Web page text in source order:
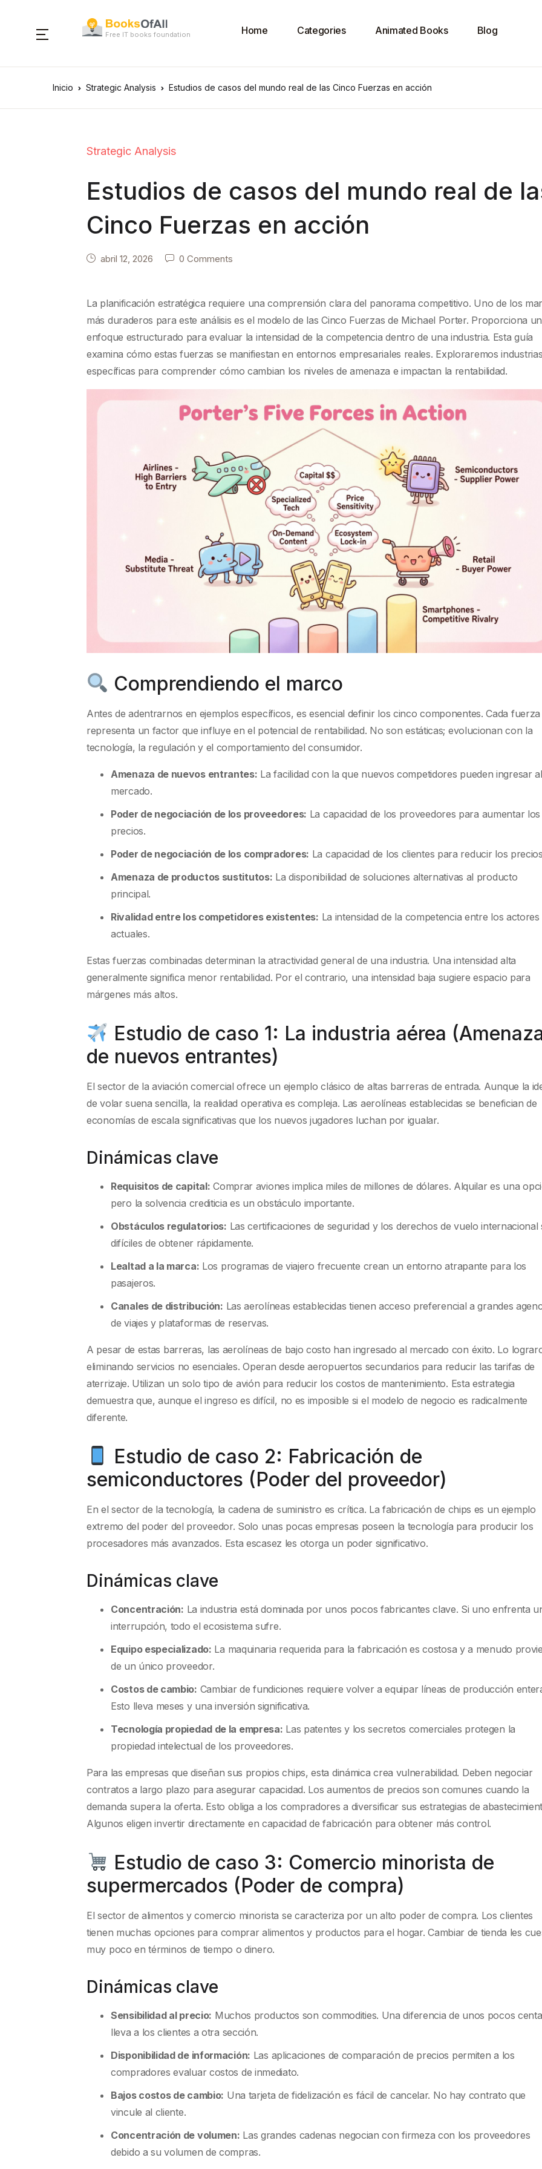
Free IT books foundation Home Categories Animated Books Blog
Inicio Strategic Analysis Estudios de casos del mundo real de las Cinco Fuerzas en acción
Strategic Analysis
Estudios de casos del mundo real de
Cinco Fuerzas en acción
abril 12, 2026 0 Comments
La planificación estratégica requiere una comprensión clara del panorama competitivo. Uno de los
más duraderos para este análisis es el modelo de las Cinco Fuerzas de Michael Porter. Proporciona un
enfoque estructurado para evaluar la intensidad de la competencia dentro de una industria. Esta guía
examina cómo estas fuerzas se manifiestan en entornos empresariales reales. Exploraremos
específicas para comprender cómo cambian los niveles de amenaza e impactan la rentabilidad.
Comprendiendo el marco
Antes de adentrarnos en ejemplos específicos, es esencial definir los cinco componentes. Cada fuerza
representa un factor que influye en el potencial de rentabilidad. No son estáticas; evolucionan con la
tecnología, la regulación y el comportamiento del consumidor.
Amenaza de nuevos entrantes: La facilidad con la que nuevos competidores pueden ingresar al
mercado.
Poder de negociación de los proveedores: La capacidad de los proveedores para aumentar los
precios.
Poder de negociación de los compradores: La capacidad de los clientes para reducir los
Amenaza de productos sustitutos: La disponibilidad de soluciones alternativas al producto
principal.
Rivalidad entre los competidores existentes: La intensidad de la competencia entre los actores
actuales.
Estas fuerzas combinadas determinan la atractividad general de una industria. Una intensidad alta
generalmente significa menor rentabilidad. Por el contrario, una intensidad baja sugiere espacio para
márgenes más altos.
Estudio de caso 1: La industria aérea
de nuevos entrantes)
El sector de la aviación comercial ofrece un ejemplo clásico de altas barreras de entrada. Aunque la
de volar suena sencilla, la realidad operativa es compleja. Las aerolíneas establecidas se benefician de
economías de escala significativas que los nuevos jugadores luchan por igualar.
Dinámicas clave
Requisitos de capital: Comprar aviones implica miles de millones de dólares. Alquilar es una
pero la solvencia crediticia es un obstáculo importante.
Obstáculos regulatorios: Las certificaciones de seguridad y los derechos de vuelo internacional
difíciles de obtener rápidamente.
Lealtad a la marca: Los programas de viajero frecuente crean un entorno atrapante para los
pasajeros.
Canales de distribución: Las aerolíneas establecidas tienen acceso preferencial a grandes
de viajes y plataformas de reservas.
A pesar de estas barreras, las aerolíneas de bajo costo han ingresado al mercado con éxito. Lo
eliminando servicios no esenciales. Operan desde aeropuertos secundarios para reducir las tarifas de
aterrizaje. Utilizan un solo tipo de avión para reducir los costos de mantenimiento. Esta estrategia
demuestra que, aunque el ingreso es difícil, no es imposible si el modelo de negocio es radicalmente
diferente.
Estudio de caso 2: Fabricación de
semiconductores (Poder del proveedor)
En el sector de la tecnología, la cadena de suministro es crítica. La fabricación de chips es un ejemplo
extremo del poder del proveedor. Solo unas pocas empresas poseen la tecnología para producir los
procesadores más avanzados. Esta escasez les otorga un poder significativo.
Dinámicas clave
Concentración: La industria está dominada por unos pocos fabricantes clave. Si uno enfrenta
interrupción, todo el ecosistema sufre.
Equipo especializado: La maquinaria requerida para la fabricación es costosa y a menudo
de un único proveedor.
Costos de cambio: Cambiar de fundiciones requiere volver a equipar líneas de producción
Esto lleva meses y una inversión significativa.
Tecnología propiedad de la empresa: Las patentes y los secretos comerciales protegen la
propiedad intelectual de los proveedores.
Para las empresas que diseñan sus propios chips, esta dinámica crea vulnerabilidad. Deben negociar
contratos a largo plazo para asegurar capacidad. Los aumentos de precios son comunes cuando la
demanda supera la oferta. Esto obliga a los compradores a diversificar sus estrategias de
Algunos eligen invertir directamente en capacidad de fabricación para obtener más control.
Estudio de caso 3: Comercio minorista de
supermercados (Poder de compra)
El sector de alimentos y comercio minorista se caracteriza por un alto poder de compra. Los clientes
tienen muchas opciones para comprar alimentos y productos para el hogar. Cambiar de tienda les
muy poco en términos de tiempo o dinero.
Dinámicas clave
Sensibilidad al precio: Muchos productos son commodities. Una diferencia de unos pocos
lleva a los clientes a otra sección.
Disponibilidad de información: Las aplicaciones de comparación de precios permiten a los
compradores evaluar costos de inmediato.
Bajos costos de cambio: Una tarjeta de fidelización es fácil de cancelar. No hay contrato que
vincule al cliente.
Concentración de volumen: Las grandes cadenas negocian con firmeza con los proveedores
debido a su volumen de compras.